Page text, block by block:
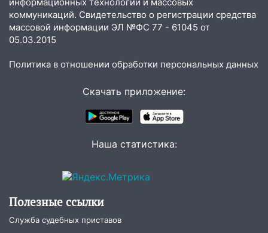
09.08.2026
21:58
В Ульяновске около «нового»
моста утопили автомобиль «Вольво»
20:20
Итоги 9 августа в Ульяновской
области: разгул стихии, поиски
человека на Волге и транспортный
Из-за ураганного ветра упали
Заволжье ульяновские спасатели
ликвидировали крупный пожар
17:15 Прогноз погоды на 10 августа в
Ульяновской области
коммуникаций. Свидетельство о регистрации средства
массовой информации ЭЛ №ФС 77 - 61045 от
05.03.2015
Политика в отношении обработки персональных данных
Скачать приложение:
Наша статистика:
Полезные ссылки
Служба судебных приставов